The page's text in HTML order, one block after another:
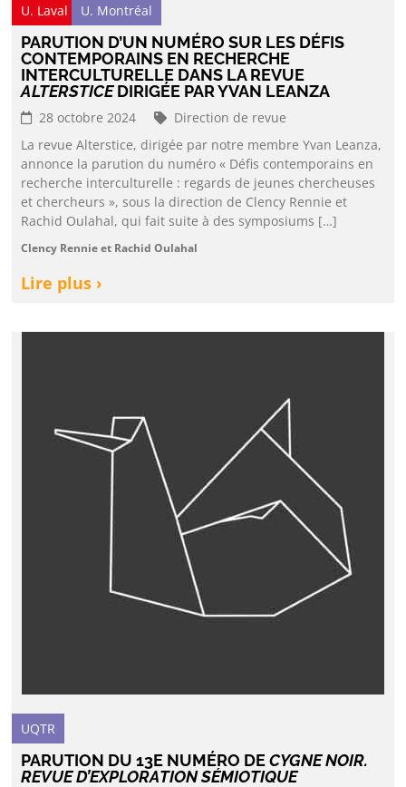
U. Laval U. Montréal
PARUTION D’UN NUMÉRO SUR LES DÉFIS
CONTEMPORAINS EN RECHERCHE
INTERCULTURELLE DANS LA REVUE
ALTERSTICEDIRIGÉE PAR YVAN LEANZA
28 octobre 2024
Direction de revue
La revue Alterstice, dirigée par notre membre Yvan Leanza,
annonce la parution du numéro « Défis contemporains en
recherche interculturelle : regards de jeunes chercheuses
et chercheurs », sous la direction de Clency Rennie et
Rachid Oulahal, qui fait suite à des symposiums […]
Clency Rennie et Rachid Oulahal
Lire plus ›
UQTR
PARUTION DU 13E NUMÉRO DECYGNE NOIR.
REVUE D’EXPLORATION SÉMIOTIQUE